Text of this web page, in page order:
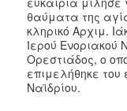
θαύματα της
κληρικό Αρχιμ.
Ιερού Ενοριακού
Ορεστιάδος, ο
επιμελήθηκε του
Ναϊδρίου.